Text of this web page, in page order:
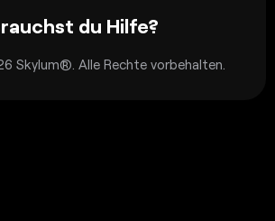
du Hilfe?
Skylum®. Alle Rechte vorbehalten.